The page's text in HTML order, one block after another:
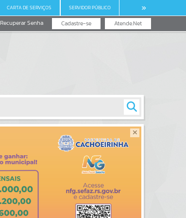
CARTA DE SERVIÇOS SERVIDOR PÚBLICO
Atende.Net
Cadastre-se
Recuperar Senha